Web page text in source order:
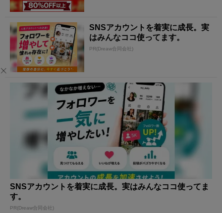
SNSアカウントを着実に成長。実
はみんなココ使ってます。
PR(Dreaw合同会社)
SNSアカウントを着実に成長。実はみんなココ使ってま
す。
PR(Dreaw合同会社)